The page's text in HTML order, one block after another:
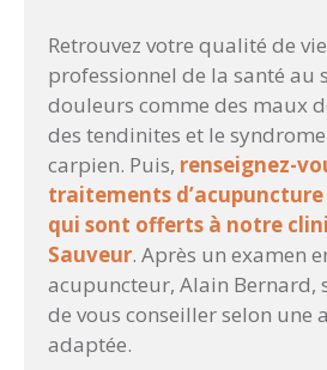
Retrouvez votre qualité de
professionnel de la santé au
douleurs comme des maux
des tendinites et le
carpien. Puis, renseignez-
traitements
qui sont offerts à notre
Sauveur. Après un examen
acupuncteur, Alain Bernard,
de vous conseiller selon une
adaptée.